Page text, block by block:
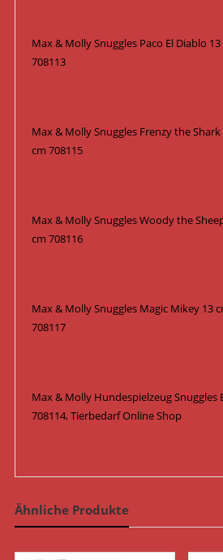
Max & Molly Snuggles Paco El Diablo
708113
Max & Molly Snuggles Frenzy the Shark
cm 708115
Max & Molly Snuggles Woody the
cm 708116
Max & Molly Snuggles Magic Mikey 13
708117
Max & Molly Hundespielzeug Snuggles
708114, Tierbedarf Online Shop
Ähnliche Produkte